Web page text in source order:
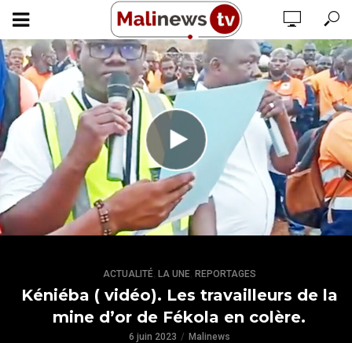
ACTUALITÉ, LA UNE, REPORTAGES
Kéniéba ( vidéo). Les travailleurs de la
mine d’or de Fékola en colère.
6 juin 2023 Malinews